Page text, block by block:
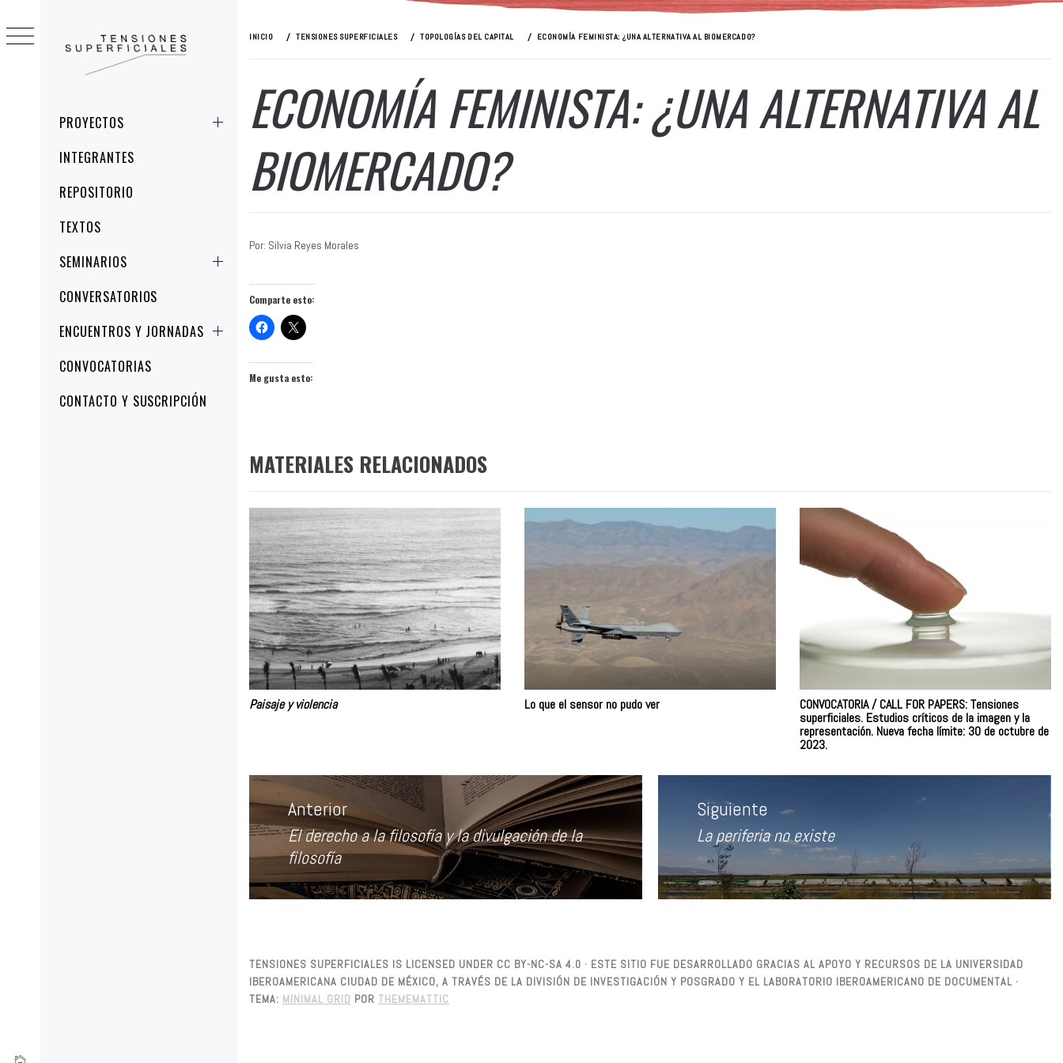
principalPROYECTOS
INTEGRANTES
REPOSITORIO
TEXTOS
SEMINARIOS
CONVERSATORIOS
ENCUENTROS Y JORNADAS
CONVOCATORIAS
CONTACTO Y SUSCRIPCIÓN
al
contenido
INICIO TENSIONES SUPERFICIALES TOPOLOGÍAS DEL CAPITAL ECONOMÍA FEMINISTA: ¿UNA ALTERNATIVA AL BIOMERCADO?
ECONOMÍA FEMINISTA: ¿UNA ALTERNATIVA AL
BIOMERCADO?
Por: Silvia Reyes Morales
Comparte esto:
Me gusta esto:
MATERIALES RELACIONADOS
Paisaje y violencia Lo que el sensor no pudo ver
CONVOCATORIA / CALL FOR PAPERS: Tensiones
superficiales. Estudios críticos de la imagen y la
representación. Nueva fecha límite: 30 de octubre de
2023.
Navegación
de
entradasAnterior
Entrada
anterior:
El derecho a la filosofía y la divulgación de la
filosofía
Siguiente
Entrada
siguiente:
La periferia no existe
TENSIONES SUPERFICIALES IS LICENSED UNDER CC BY-NC-SA 4.0 · ESTE SITIO FUE DESARROLLADO GRACIAS AL APOYO Y RECURSOS DE LA UNIVERSIDAD
IBEROAMERICANA CIUDAD DE MÉXICO, A TRAVÉS DE LA DIVISIÓN DE INVESTIGACIÓN Y POSGRADO Y EL LABORATORIO IBEROAMERICANO DE DOCUMENTAL ·
TEMA: MINIMAL GRID POR THEMEMATTIC